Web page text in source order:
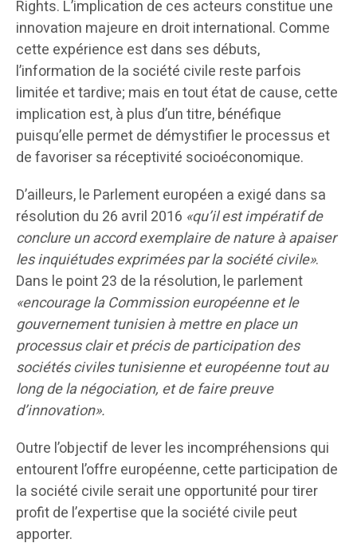
Rights. L’implication de ces acteurs constitue une
innovation majeure en droit international. Comme
cette expérience est dans ses débuts,
l’information de la société civile reste parfois
limitée et tardive; mais en tout état de cause, cette
implication est, à plus d’un titre, bénéfique
puisqu’elle permet de démystifier le processus et
de favoriser sa réceptivité socioéconomique.
D’ailleurs, le Parlement européen a exigé dans sa
résolution du 26 avril 2016 «qu’il est impératif de
conclure un accord exemplaire de nature à apaiser
les inquiétudes exprimées par la société civile».
Dans le point 23 de la résolution, le parlement
«encourage la Commission européenne et le
gouvernement tunisien à mettre en place un
processus clair et précis de participation des
sociétés civiles tunisienne et européenne tout au
long de la négociation, et de faire preuve
d’innovation».
Outre l’objectif de lever les incompréhensions qui
entourent l’offre européenne, cette participation de
la société civile serait une opportunité pour tirer
profit de l’expertise que la société civile peut
apporter.